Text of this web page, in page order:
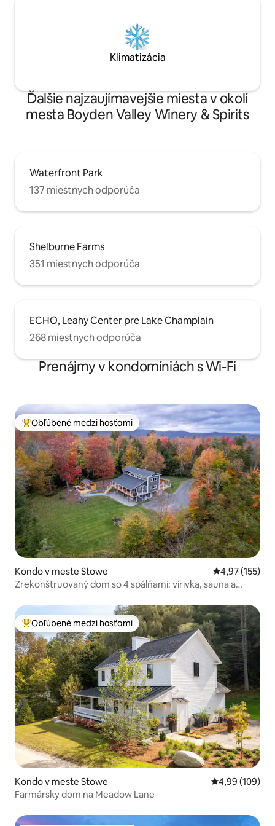
Klimatizácia
Ďalšie najzaujímavejšie miesta v okolí
mesta Boyden Valley Winery & Spirits
Waterfront Park
137 miestnych odporúča
Shelburne Farms
351 miestnych odporúča
ECHO, Leahy Center pre Lake Champlain
268 miestnych odporúča
Prenájmy v kondomíniách s Wi-Fi
Najobľúbenejšie medzi hosťami
Obľúbené medzi hosťami
Kondo v meste Stowe Priemerné
4,97 (155)
Zrekonštruovaný dom so 4 spálňami: vírivka, sauna a
Najobľúbenejšie medzi hosťami
Obľúbené medzi hosťami
Kondo v meste Stowe Priemerné
4,99 (109)
Farmársky dom na Meadow Lane